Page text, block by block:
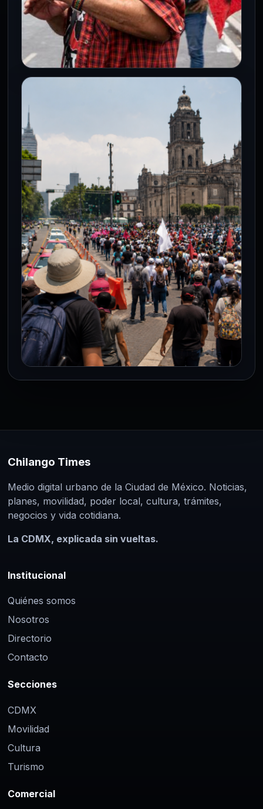
ISSSTE propone aseguradora
pública para resolver demanda de
pensiones CNTE
4 Jun 2026
El ISSSTE propone una nueva
aseguradora pública para fortalecer
Pensionissste y atender las exigencias de
pensiones del magisterio…
CDMX
miércoles en CDMX
La Ciudad de México vivirá este miércoles
movilizaciones sociales con al…
Chilango Times
Medio digital urbano de la Ciudad de México. Noticias,
planes, movilidad, poder local, cultura, trámites,
negocios y vida cotidiana.
La CDMX, explicada sin vueltas.
Institucional
Quiénes somos
Nosotros
Directorio
Contacto
Secciones
CDMX
Movilidad
Cultura
Turismo
Comercial